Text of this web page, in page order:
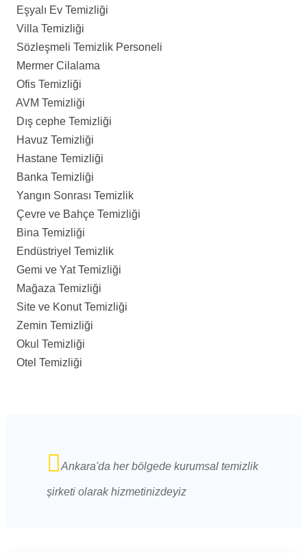
Eşyalı Ev Temizliği
Villa Temizliği
Sözleşmeli Temizlik Personeli
Mermer Cilalama
Ofis Temizliği
AVM Temizliği
Dış cephe Temizliği
Havuz Temizliği
Hastane Temizliği
Banka Temizliği
Yangın Sonrası Temizlik
Çevre ve Bahçe Temizliği
Bina Temizliği
Endüstriyel Temizlik
Gemi ve Yat Temizliği
Mağaza Temizliği
Site ve Konut Temizliği
Zemin Temizliği
Okul Temizliği
Otel Temizliği
Ankara'da her bölgede kurumsal temizlik
şirketi olarak hizmetinizdeyiz